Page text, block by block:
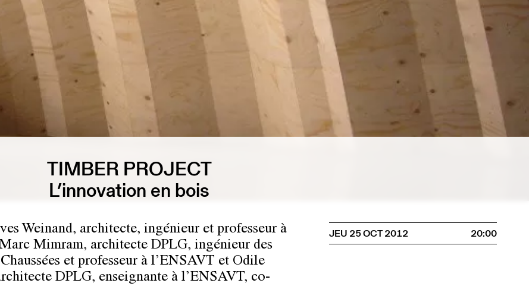
TIMBER PROJECT
L’innovation en bois
Weinand, architecte, ingénieur et professeur à
Mimram, architecte DPLG, ingénieur des
et professeur à l’ENSAVT et Odile
DPLG, enseignante à l’ENSAVT, co-
JEU 25 OCT 2012 20:00